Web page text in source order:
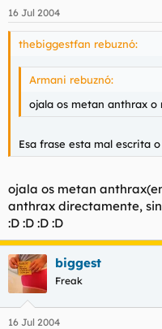
16 Jul 2004
thebiggestfan rebuznó:
Armani rebuznó:
ojala os metan anthrax o
Esa frase esta mal escrita
ojala os metan
anthrax directamente,
:D :D :D :D
biggest
Freak
16 Jul 2004